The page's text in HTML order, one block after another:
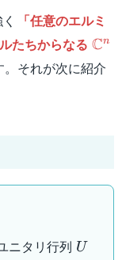
「任意のエルミ
たちからなる Cn
。それが次に紹介
ニタリ行列 U
U